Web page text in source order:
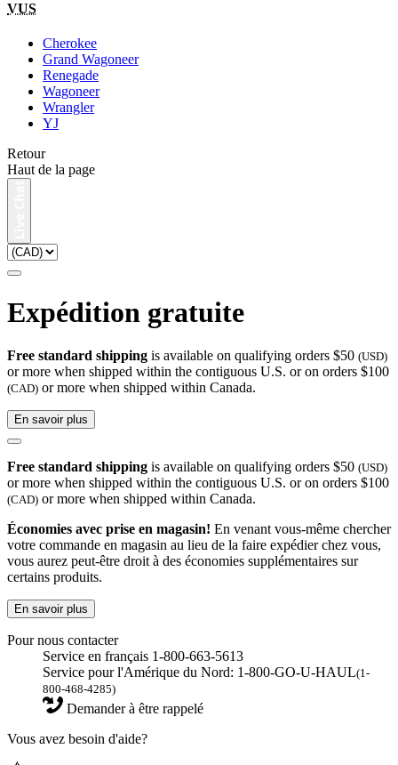
VUS
Cherokee
Grand Wagoneer
Renegade
Wagoneer
Wrangler
YJ
Retour
Haut de la page
Expédition gratuite
Free standard shipping is available on qualifying orders $50 (USD)
or more when shipped within the contiguous U.S. or on orders $100
(CAD) or more when shipped within Canada.
En savoir plus
Free standard shipping is available on qualifying orders $50 (USD)
or more when shipped within the contiguous U.S. or on orders $100
(CAD) or more when shipped within Canada.
Économies avec prise en magasin! En venant vous-même chercher
votre commande en magasin au lieu de la faire expédier chez vous,
vous aurez peut-être droit à des économies supplémentaires sur
certains produits.
En savoir plus
Pour nous contacter
Service en français 1-800-663-5613
Service pour l'Amérique du Nord: 1-800-GO-U-HAUL(1-
800-468-4285)
Demander à être rappelé
Vous avez besoin d'aide?